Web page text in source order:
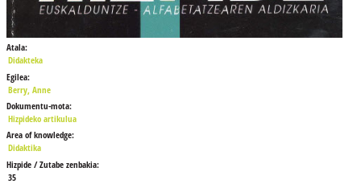
Atala:
Didakteka
Egilea:
Berry, Anne
Dokumentu-mota:
Hizpideko artikulua
Area of knowledge:
Didaktika
Hizpide / Zutabe zenbakia:
35